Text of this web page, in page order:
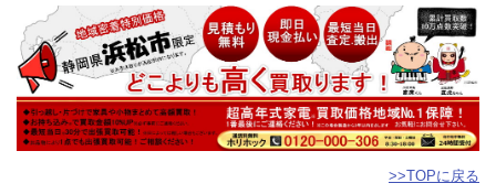
>>TOPに戻る